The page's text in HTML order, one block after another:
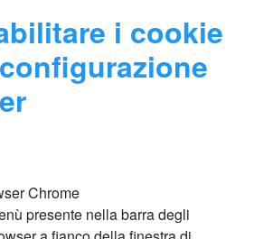
i cookie
Chrome
presente nella barra degli